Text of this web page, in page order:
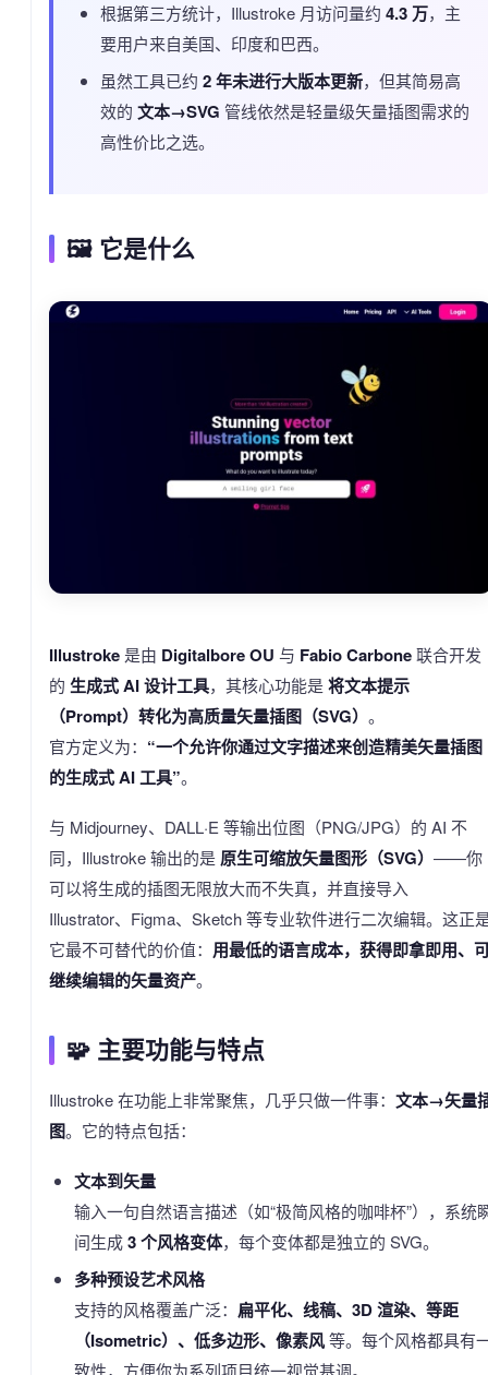
根据第三方统计，Illustroke 月访问量约 4.3 万，主
要用户来自美国、印度和巴西。
虽然工具已约 2 年未进行大版本更新，但其简易高
效的 文本→SVG 管线依然是轻量级矢量插图需求的
高性价比之选。
🖼️ 它是什么
Illustroke是由 Digitalbore OU 与 Fabio Carbone联合开发
的 生成式 AI 设计工具，其核心功能是将文本提示
（Prompt）转化为高质量矢量插图（SVG） 。
官方定义为： “一个允许你通过文字描述来创造精美矢量插图
的生成式 AI 工具”。
与 Midjourney、DALL·E 等输出位图（PNG/JPG）的 AI 不
同，Illustroke 输出的是原生可缩放矢量图形（SVG） ——你
可以将生成的插图无限放大而不失真，并直接导入
Illustrator、Figma、Sketch 等专业软件进行二次编辑。这正
它最不可替代的价值： 用最低的语言成本，获得即拿即用、
继续编辑的矢量资产。
🧩 主要功能与特点
Illustroke 在功能上非常聚焦，几乎只做一件事： 文本→矢量
图。它的特点包括：
文本到矢量
输入一句自然语言描述（如“极简风格的咖啡杯”），系统
间生成3 个风格变体，每个变体都是独立的 SVG。
多种预设艺术风格
支持的风格覆盖广泛： 扁平化、线稿、3D 渲染、等距
（Isometric）、低多边形、像素风等。每个风格都具有